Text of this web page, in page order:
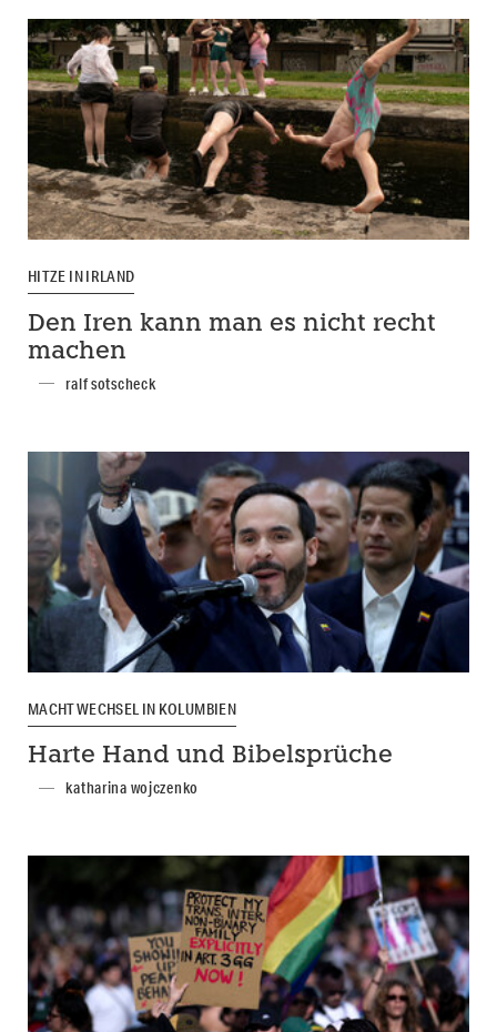
HITZE IN IRLAND
Den Iren kann man es nicht recht
machen
ralf sotscheck
MACHTWECHSEL IN KOLUMBIEN
Harte Hand und Bibelsprüche
katharina wojczenko